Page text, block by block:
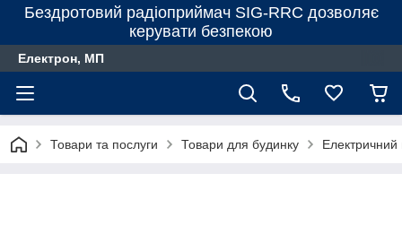
Бездротовий радіоприймач SIG-RRC дозволяє
керувати безпекою
Електрон, МП
Товари та послуги Товари для будинку Електричний